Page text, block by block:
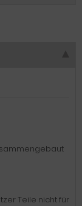
Teile nicht für